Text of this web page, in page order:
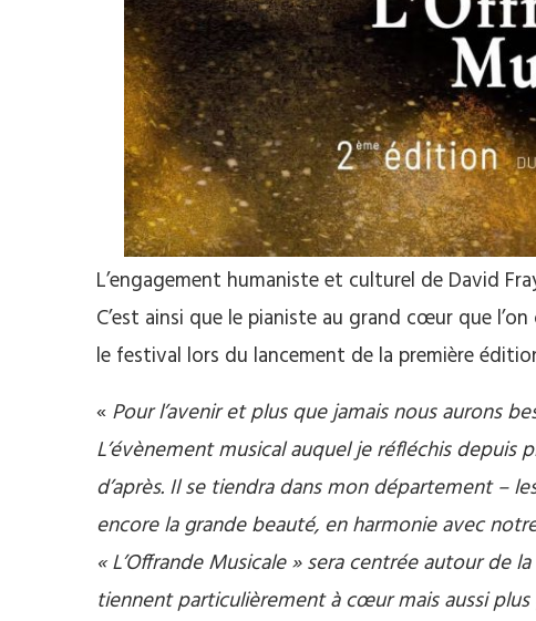
L’engagement humaniste et culturel de David
C’est ainsi que le pianiste au grand cœur que
le festival lors du lancement de la première
« Pour l’avenir et plus que jamais nous aurons
L’évènement musical auquel je réfléchis
d’après. Il se tiendra dans mon département –
encore la grande beauté, en harmonie avec
« L’Offrande Musicale » sera centrée autour de
tiennent particulièrement à cœur mais aussi